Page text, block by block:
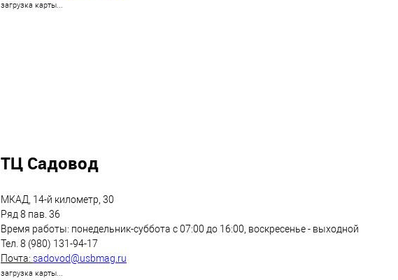
загрузка карты...
ТЦ Садовод
МКАД, 14-й километр, 30
Ряд 8 пав. 36
Время работы: понедельник-суббота с 07:00 до 16:00, воскресенье - выходной
Тел. 8 (980) 131-94-17
Почта: sadovod@usbmag.ru
загрузка карты...